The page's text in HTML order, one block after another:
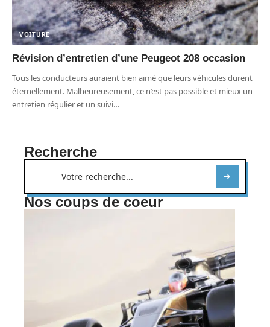
VOITURE
Révision d’entretien d’une Peugeot 208 occasion
Tous les conducteurs auraient bien aimé que leurs véhicules durent
éternellement. Malheureusement, ce n’est pas possible et mieux un
entretien régulier et un suivi…
Recherche
Nos coups de coeur